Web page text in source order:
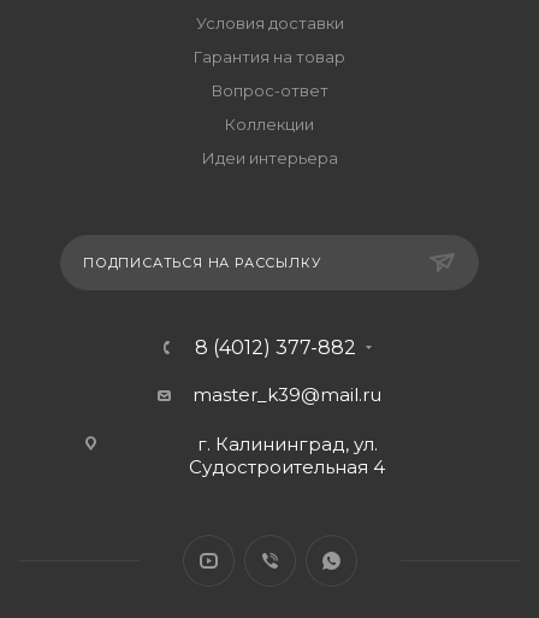
Условия доставки
Гарантия на товар
Вопрос-ответ
Коллекции
Идеи интерьера
ПОДПИСАТЬСЯ НА РАССЫЛКУ
8 (4012) 377-882
master_k39@mail.ru
г. Калининград, ул.
Судостроительная 4